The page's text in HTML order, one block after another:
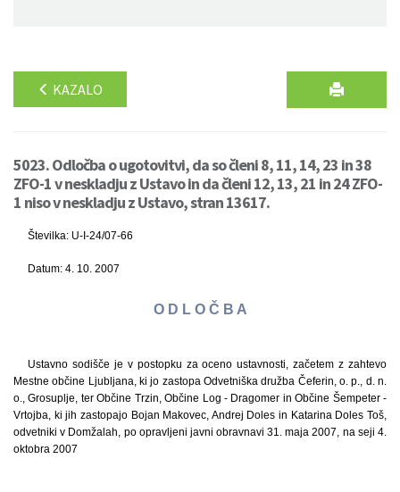
KAZALO
5023. Odločba o ugotovitvi, da so členi 8, 11, 14, 23 in 38
ZFO-1 v neskladju z Ustavo in da členi 12, 13, 21 in 24 ZFO-
1 niso v neskladju z Ustavo, stran 13617.
Številka: U-I-24/07-66
Datum: 4. 10. 2007
O D L O Č B A
Ustavno sodišče je v postopku za oceno ustavnosti, začetem z zahtevo
Mestne občine Ljubljana, ki jo zastopa Odvetniška družba Čeferin, o. p., d. n.
o., Grosuplje, ter Občine Trzin, Občine Log - Dragomer in Občine Šempeter -
Vrtojba, ki jih zastopajo Bojan Makovec, Andrej Doles in Katarina Doles Toš,
odvetniki v Domžalah, po opravljeni javni obravnavi 31. maja 2007, na seji 4.
oktobra 2007